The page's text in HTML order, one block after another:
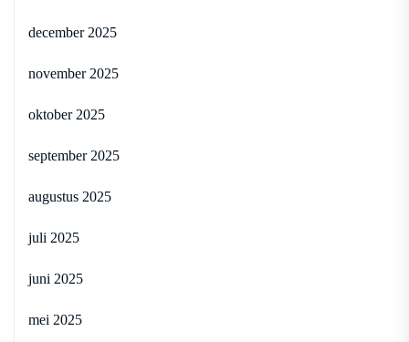
december 2025
november 2025
oktober 2025
september 2025
augustus 2025
juli 2025
juni 2025
mei 2025